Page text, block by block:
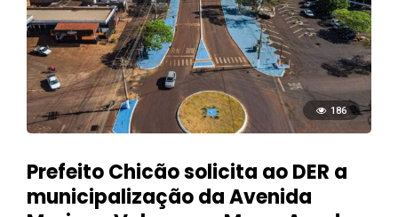
186
Prefeito Chicão solicita ao DER a
municipalização da Avenida